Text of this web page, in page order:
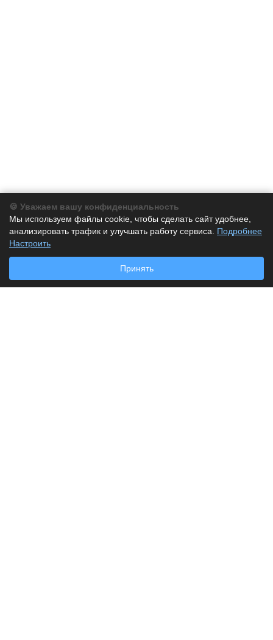
Компания
О компании
История
Новости
🍪 Уважаем вашу конфиденциальность
Мы используем файлы cookie, чтобы сделать сайт удобнее,
анализировать трафик и улучшать работу сервиса. Подробнее
Настроить
Принять